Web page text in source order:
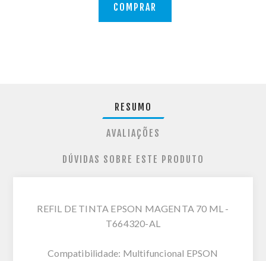
COMPRAR
RESUMO
AVALIAÇÕES
DÚVIDAS SOBRE ESTE PRODUTO
REFIL DE TINTA EPSON MAGENTA 70 ML -
T664320-AL
Compatibilidade: Multifuncional EPSON